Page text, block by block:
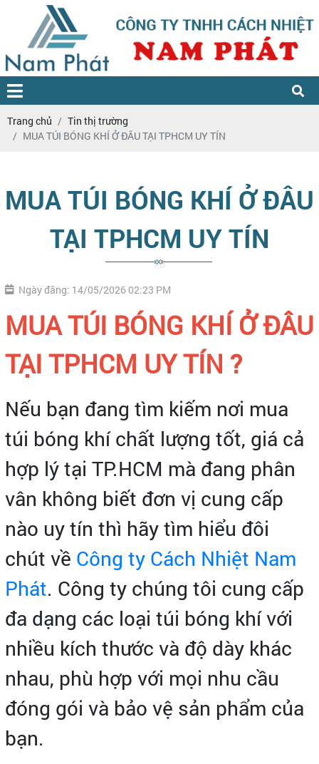
Trang chủ
Tin thị trường
MUA TÚI BÓNG KHÍ Ở ĐÂU TẠI TPHCM UY TÍN
MUA TÚI BÓNG KHÍ Ở ĐÂU
TẠI TPHCM UY TÍN
Ngày đăng: 14/05/2026 02:23 PM
MUA TÚI BÓNG KHÍ Ở ĐÂU
TẠI TPHCM UY TÍN ?
Nếu bạn đang tìm kiếm nơi mua
túi bóng khí chất lượng tốt, giá cả
hợp lý tại TP.HCM mà đang phân
vân không biết đơn vị cung cấp
nào uy tín thì hãy tìm hiểu đôi
chút về Công ty Cách Nhiệt Nam
Phát. Công ty chúng tôi cung cấp
đa dạng các loại túi bóng khí với
nhiều kích thước và độ dày khác
nhau, phù hợp với mọi nhu cầu
đóng gói và bảo vệ sản phẩm của
bạn.